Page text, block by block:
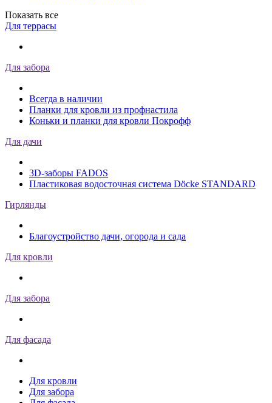
Показать все
Для террасы
Для забора
Всегда в наличии
Планки для кровли из профнастила
Коньки и планки для кровли Покрофф
Для дачи
3D-заборы FADOS
Пластиковая водосточная система Döcke STANDARD
Гирлянды
Благоустройство дачи, огорода и сада
Для кровли
Для забора
Для фасада
Для кровли
Для забора